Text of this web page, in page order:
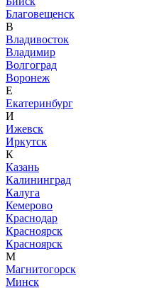
Благовещенск
В
Владивосток
Владимир
Волгоград
Воронеж
Е
Екатеринбург
И
Ижевск
Иркутск
К
Казань
Калининград
Калуга
Кемерово
Краснодар
Красноярск
Красноярск
М
Магнитогорск
Минск